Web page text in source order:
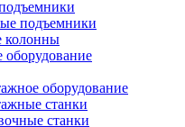
подъемники
колонны
оборудование
станки
станки